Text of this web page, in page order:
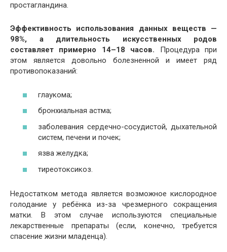
простагландина.
Эффективность использования данных веществ —
98%, а длительность искусственных родов
составляет примерно 14–18 часов. Процедура при
этом является довольно болезненной и имеет ряд
противопоказаний:
глаукома;
бронхиальная астма;
заболевания сердечно-сосудистой, дыхательной
систем, печени и почек;
язва желудка;
тиреотоксикоз.
Недостатком метода является возможное кислородное
голодание у ребёнка из-за чрезмерного сокращения
матки. В этом случае используются специальные
лекарственные препараты (если, конечно, требуется
спасение жизни младенца).